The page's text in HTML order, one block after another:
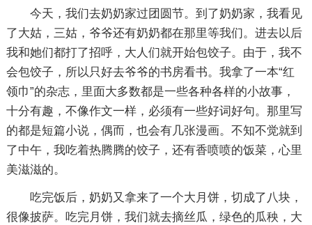
今天，我们去奶奶家过团圆节。到了奶奶家，我看见
了大姑，三姑，爷爷还有奶奶都在那里等我们。进去以后
我和她们都打了招呼，大人们就开始包饺子。由于，我不
会包饺子，所以只好去爷爷的书房看书。我拿了一本“红
领巾”的杂志，里面大多数都是一些各种各样的小故事，
十分有趣，不像作文一样，必须有一些好词好句。那里写
的都是短篇小说，偶而，也会有几张漫画。不知不觉就到
了中午，我吃着热腾腾的饺子，还有香喷喷的饭菜，心里
美滋滋的。
吃完饭后，奶奶又拿来了一个大月饼，切成了八块，
很像披萨。吃完月饼，我们就去摘丝瓜，绿色的瓜秧，大